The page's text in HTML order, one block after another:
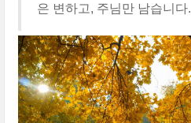
은 변하고, 주님만 남습니다.